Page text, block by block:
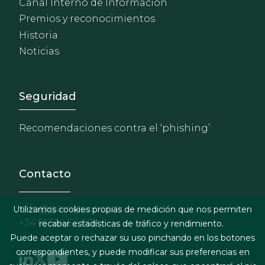
Canal Interno de Información
Premios y reconocimientos
Historia
Noticias
Footer - Extranet y
Seguridad
Recomendaciones contra el ‘phishing’
Contacto
info@garrigues.com
+34 91 514 52 00
Utilizamos cookies propias de medición que nos permiten
recabar estadísticas de tráfico y rendimiento.
Puede aceptar o rechazar su uso pinchando en los botones
correspondientes, y puede modificar sus preferencias en